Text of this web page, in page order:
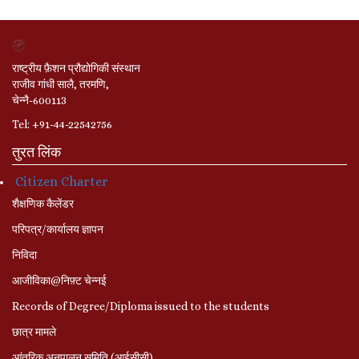
राष्ट्रीय फ़ैशन प्रौद्योगिकी संस्थान
राजीव गांधी सालै, तरमणि,
चेन्नै-600113
Tel: +91-44-22542756
तुरत लिंक
Citizen Charter
शैक्षणिक कैलेंडर
परिपत्र/कार्यालय ज्ञापन
निविदा
आजीविका@निफ़्ट चेन्नई
Records of Degree/Diploma issued to the students
छात्र मामले